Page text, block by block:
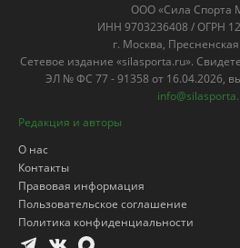
ООО «Сила Спорта
ИНН 9703236408 / ОГРН
г. Москва,
Сетевое издание «silasporta.ru».
ЭЛ № ФС 77 - 91358 от 16.04.2026,
Редакция и авторы
О нас
Контакты
Правовая информация
Пользовательское соглашение
Политика конфиденциальности